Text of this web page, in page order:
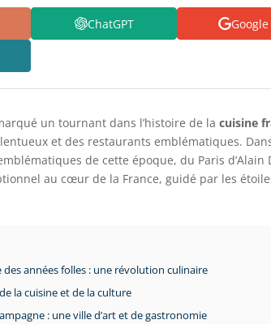
ChatGPT Google
un tournant dans l’histoire de lacuisine
et des restaurants emblématiques.
de cette époque, du Paris d’Alain
au cœur de la France, guidé par les
des années folles : une révolution culinaire
la cuisine et de la culture
: une ville d’art et de gastronomie